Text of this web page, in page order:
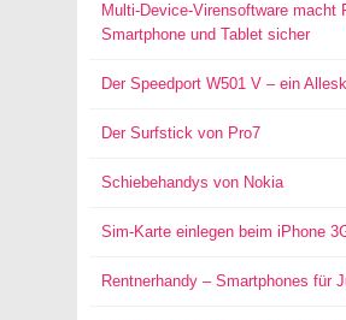
Multi-Device-Virensoftware macht
Smartphone und Tablet sicher
Der Speedport W501 V – ein
Der Surfstick von Pro7
Schiebehandys von Nokia
Sim-Karte einlegen beim iPhone
Rentnerhandy – Smartphones für